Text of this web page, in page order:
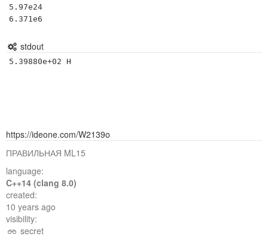
5.97e24
6.371e6
stdout
https://ideone.com/W2139o
ПРАВИЛЬНАЯ ML15
language:
C++14 (clang 8.0)
created:
10 years ago
visibility:
secret